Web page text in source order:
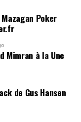
€
Poker
Mimran à la Une
de Gus Hansen